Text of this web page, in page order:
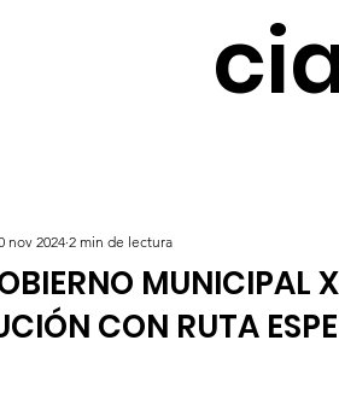
MUNICIPAL
CON RUTA
nov 2024 2 min de lectura